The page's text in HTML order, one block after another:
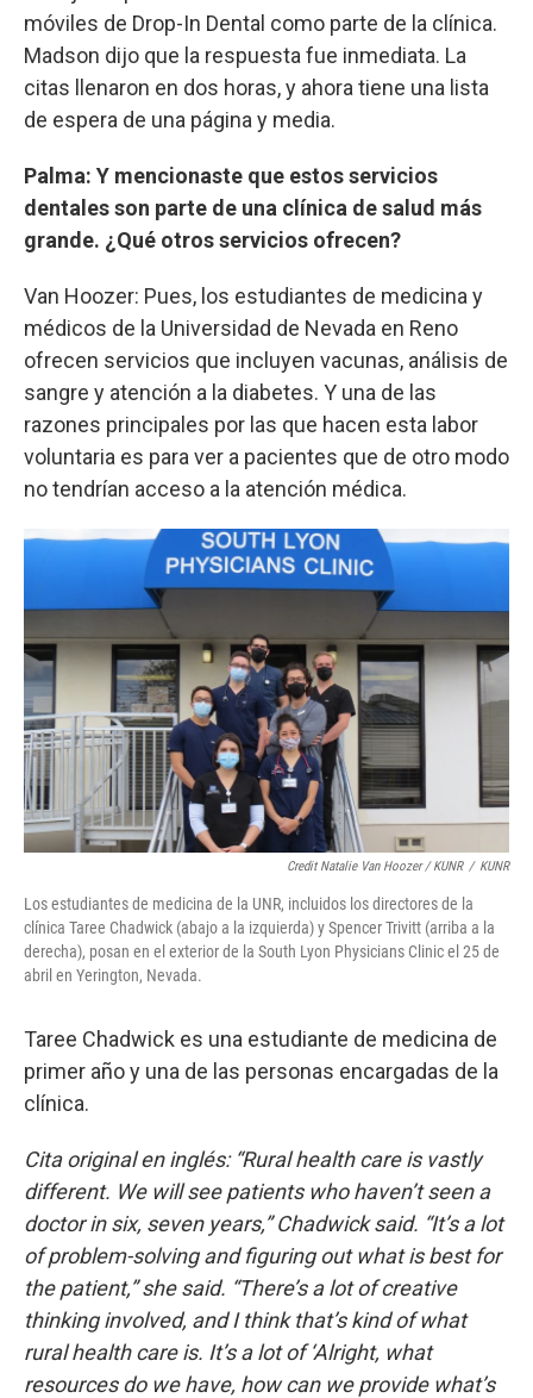
móviles de Drop-In Dental como parte de la clínica.
Madson dijo que la respuesta fue inmediata. La
citas llenaron en dos horas, y ahora tiene una lista
de espera de una página y media.
Palma: Y mencionaste que estos servicios
dentales son parte de una clínica de salud más
grande. ¿Qué otros servicios ofrecen?
Van Hoozer: Pues, los estudiantes de medicina y
médicos de la Universidad de Nevada en Reno
ofrecen servicios que incluyen vacunas, análisis de
sangre y atención a la diabetes. Y una de las
razones principales por las que hacen esta labor
voluntaria es para ver a pacientes que de otro modo
no tendrían acceso a la atención médica.
Credit Natalie Van Hoozer / KUNR / KUNR
Los estudiantes de medicina de la UNR, incluidos los directores de la
clínica Taree Chadwick (abajo a la izquierda) y Spencer Trivitt (arriba a la
derecha), posan en el exterior de la South Lyon Physicians Clinic el 25 de
abril en Yerington, Nevada.
Taree Chadwick es una estudiante de medicina de
primer año y una de las personas encargadas de la
clínica.
Cita original en inglés: “Rural health care is vastly
different. We will see patients who haven’t seen a
doctor in six, seven years,” Chadwick said. “It’s a lot
of problem-solving and figuring out what is best for
the patient,” she said. “There’s a lot of creative
thinking involved, and I think that’s kind of what
rural health care is. It’s a lot of ‘Alright, what
resources do we have, how can we provide what’s